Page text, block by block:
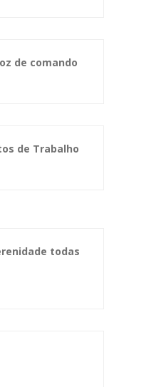
de comando
de Trabalho
todas